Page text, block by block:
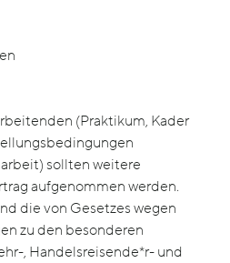
(Praktikum, Kader
sollten weitere
aufgenommen werden.
die von Gesetzes wegen
zu den besonderen
, Handelsreisende*r- und